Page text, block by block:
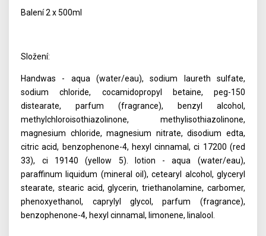
Balení 2 x 500ml
Složení:
Handwas - aqua (water/eau), sodium laureth sulfate,
sodium chloride, cocamidopropyl betaine, peg-150
distearate, parfum (fragrance), benzyl alcohol,
methylchloroisothiazolinone, methylisothiazolinone,
magnesium chloride, magnesium nitrate, disodium edta,
citric acid, benzophenone-4, hexyl cinnamal, ci 17200 (red
33), ci 19140 (yellow 5). lotion - aqua (water/eau),
paraffinum liquidum (mineral oil), cetearyl alcohol, glyceryl
stearate, stearic acid, glycerin, triethanolamine, carbomer,
phenoxyethanol, caprylyl glycol, parfum (fragrance),
benzophenone-4, hexyl cinnamal, limonene, linalool.